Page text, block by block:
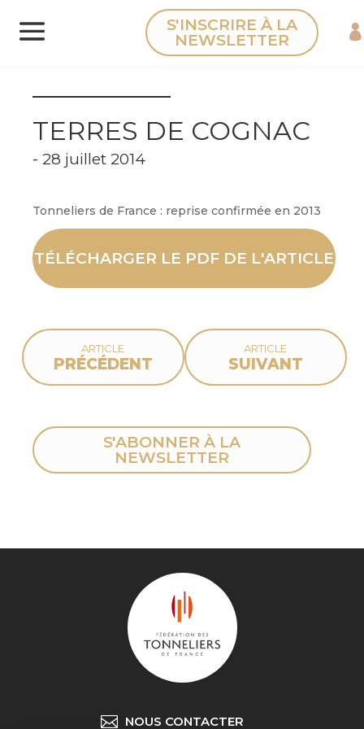
Panneau de gestion des cookies
S'INSCRIRE À LA
NEWSLETTER
TERRES DE COGNAC
- 28 juillet 2014
Tonneliers de France : reprise confirmée en 2013
TÉLÉCHARGER LE PDF DE L'ARTICLE
ARTICLE
PRÉCÉDENT
ARTICLE
SUIVANT
S'ABONNER À LA
NEWSLETTER
NOUS CONTACTER